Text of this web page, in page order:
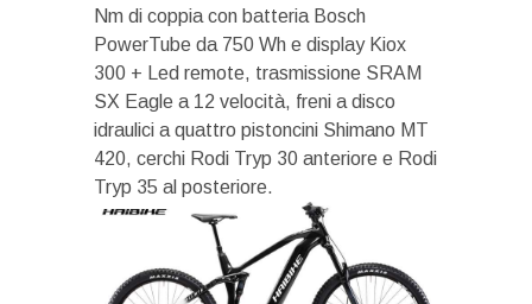
Nm di coppia con batteria Bosch
PowerTube da 750 Wh e display Kiox
300 + Led remote, trasmissione SRAM
SX Eagle a 12 velocità, freni a disco
idraulici a quattro pistoncini Shimano MT
420, cerchi Rodi Tryp 30 anteriore e Rodi
Tryp 35 al posteriore.